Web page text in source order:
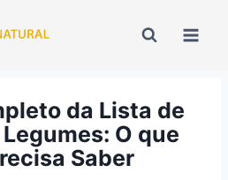
da Lista de
O que
Saber